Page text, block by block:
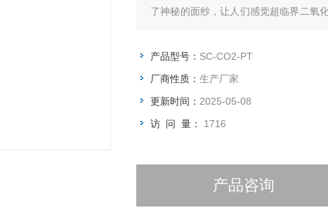
了神秘的面纱，让人们感觉超临界二氧
产品型号： SC-CO2-PT
厂商性质： 生产厂家
更新时间： 2025-05-08
访 问 量： 1716
产品咨询